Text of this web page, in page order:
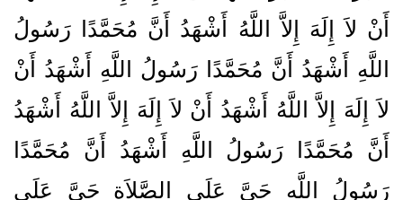
أَنْ لاَ إِلَهَ إِلاَّ اللَّهُ أَشْهَدُ أَنَّ مُحَمَّدًا رَسُولُ
اللَّهِ أَشْهَدُ أَنَّ مُحَمَّدًا رَسُولُ اللَّهِ أَشْهَدُ أَنْ
لاَ إِلَهَ إِلاَّ اللَّهُ أَشْهَدُ أَنْ لاَ إِلَهَ إِلاَّ اللَّهُ أَشْهَدُ
أَنَّ مُحَمَّدًا رَسُولُ اللَّهِ أَشْهَدُ أَنَّ مُحَمَّدًا
رَسُولُ اللَّهِ حَىَّ عَلَى الصَّلاَةِ حَىَّ عَلَى